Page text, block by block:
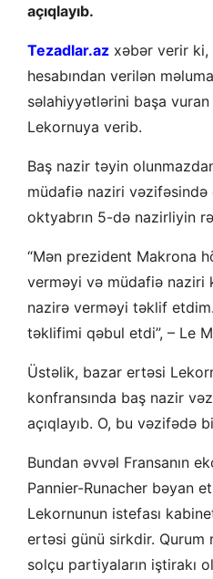
açıqlayıb.
Tezadlar.az xəbər verir ki,
hesabından verilən
səlahiyyətlərini başa
Lekornuya verib.
Baş nazir təyin
müdafiə naziri vəzifəsində
oktyabrın 5-də nazirliyin
“Mən prezident Makrona
verməyi və müdafiə naziri
nazirə verməyi təklif
təklifimi qəbul etdi”, – Le
Üstəlik, bazar ertəsi
konfransında baş nazir
açıqlayıb. O, bu vəzifədə
Bundan əvvəl Fransanın
Pannier-Runacher bəyan
Lekornunun istefası
ertəsi günü sirkdir. Qurum
solçu partiyaların iştirakı